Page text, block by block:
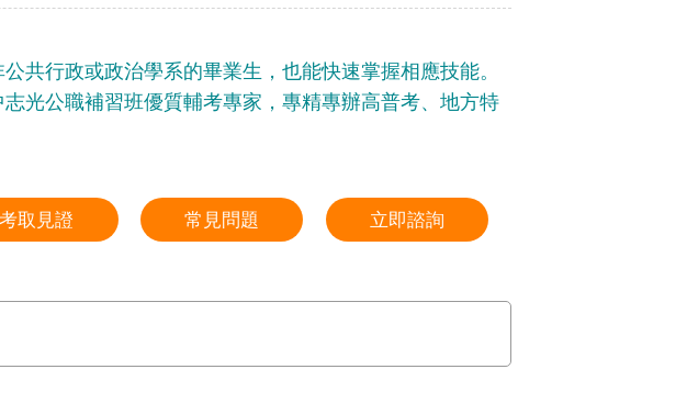
共行政或政治學系的畢業生，也能快速掌握相應技能。
光公職補習班優質輔考專家，專精專辦高普考、地方特
考取見證 常見問題 立即諮詢